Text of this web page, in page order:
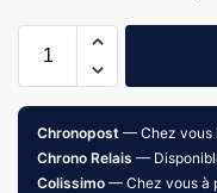
Chronopost — Chez vous
Chrono Relais —
Colissimo — Chez vous à